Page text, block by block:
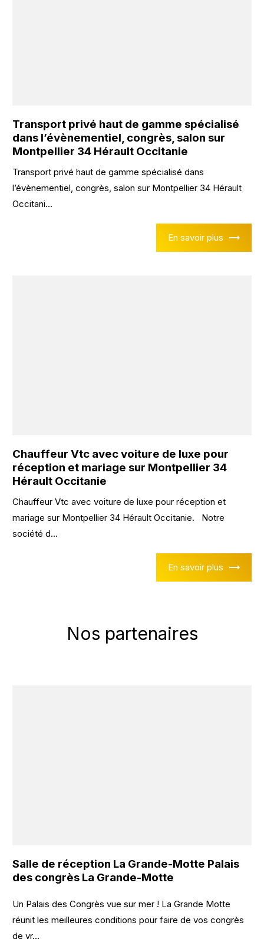
Transport privé haut de gamme spécialisé
dans l’évènementiel, congrès, salon sur
Montpellier 34 Hérault Occitanie
Transport privé haut de gamme spécialisé dans
l’évènementiel, congrès, salon sur Montpellier 34 Hérault
Occitani...
En savoir plus
Chauffeur Vtc avec voiture de luxe pour
réception et mariage sur Montpellier 34
Hérault Occitanie
Chauffeur Vtc avec voiture de luxe pour réception et
mariage sur Montpellier 34 Hérault Occitanie. Notre
société d...
En savoir plus
Nos partenaires
Salle de réception La Grande-Motte Palais
des congrès La Grande-Motte
Un Palais des Congrès vue sur mer ! La Grande Motte
réunit les meilleures conditions pour faire de vos congrès
de vr...